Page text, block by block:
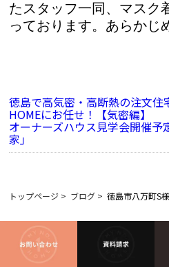
たスタッフ一同、マスク
っております。あらかじ
徳島で高気密・高断熱の注文住
HOMEにお任せ！【気密編】
オーナーズハウス見学会開催
家」
トップページ > ブログ > 徳島市八万町S